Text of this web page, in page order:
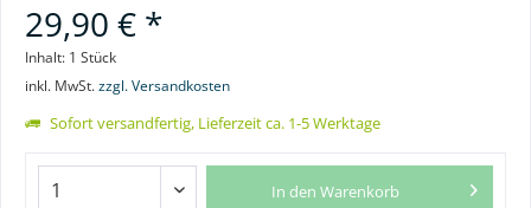
29,90 € *
Inhalt: 1 Stück
inkl. MwSt.zzgl. Versandkosten
Sofort versandfertig, Lieferzeit ca. 1-5 Werktage
In den Warenkorb